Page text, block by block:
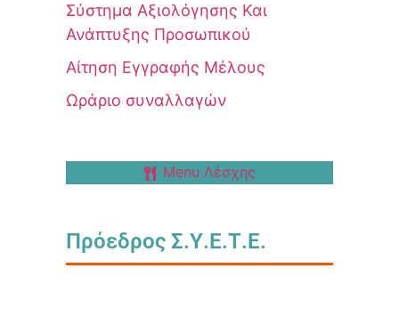
Σύστημα Αξιολόγησης Και
Ανάπτυξης Προσωπικού
Αίτηση Εγγραφής Μέλους
Ωράριο συναλλαγών
Menu Λέσχης
Πρόεδρος Σ.Υ.Ε.Τ.Ε.